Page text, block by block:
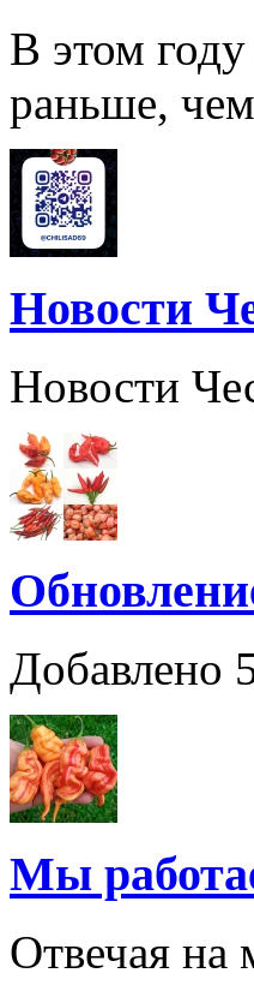
В этом
раньше,
Новости
Новости
Добавлено
Мы
Отвечая на